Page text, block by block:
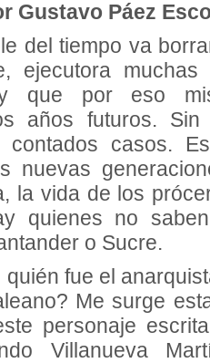
Gustavo Páez
del tiempo va
ejecutora
y que por eso
años futuros.
casos.
nuevas
la vida de los
quienes no
o Sucre.
fue el
Me surge
personaje
Villanueva